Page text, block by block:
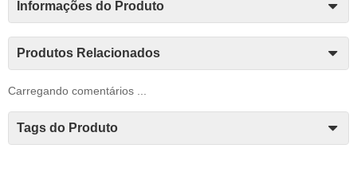
Informações do Produto
Produtos Relacionados
Carregando comentários ...
Tags do Produto